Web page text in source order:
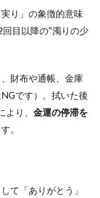
り」の象徴的意味
目以降の“濁りの少
財布や通帳、金庫
です）。拭いた後
り、 金運の停滞を
。
て「ありがとう」